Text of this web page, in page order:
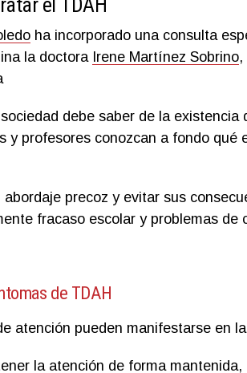
ha incorporado una consulta
la doctora Irene Martínez Sobrino,
debe saber de la existencia
y profesores conozcan a fondo qué
precoz y evitar sus
fracaso escolar y problemas de
de TDAH
atención pueden manifestarse en
la atención de forma mantenida,